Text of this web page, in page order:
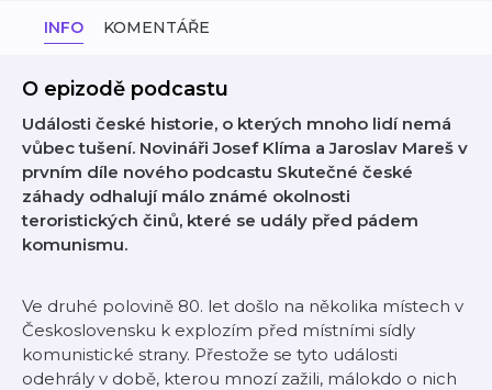
INFO KOMENTÁŘE
O epizodě podcastu
Události české historie, o kterých mnoho lidí nemá
vůbec tušení. Novináři Josef Klíma a Jaroslav Mareš v
prvním díle nového podcastu Skutečné české
záhady odhalují málo známé okolnosti
teroristických činů, které se udály před pádem
komunismu.
Ve druhé polovině 80. let došlo na několika místech v
Československu k explozím před místními sídly
komunistické strany. Přestože se tyto události
odehrály v době, kterou mnozí zažili, málokdo o nich